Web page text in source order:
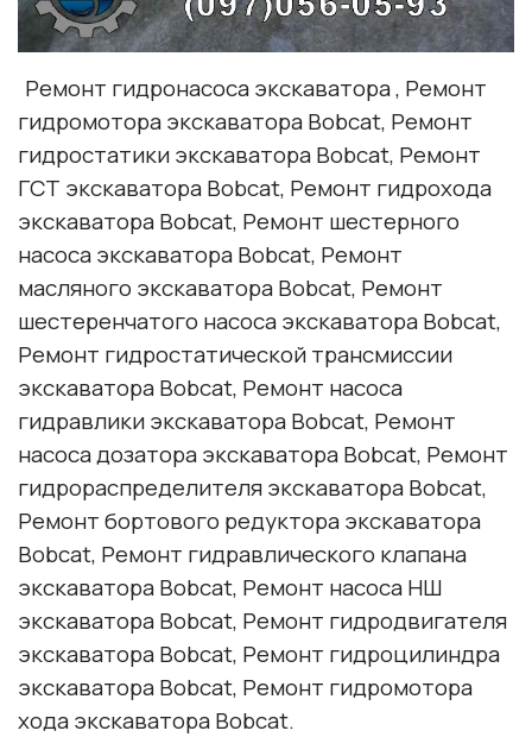
Ремонт гидронасоса экскаватора , Ремонт
гидромотора экскаватораBobcat, Ремонт
гидростатики экскаватораBobcat, Ремонт
ГСТ экскаватораBobcat, Ремонт гидрохода
экскаватораBobcat, Ремонт шестерного
насоса экскаватораBobcat, Ремонт
масляного экскаватораBobcat, Ремонт
шестеренчатого насоса экскаватораBobcat,
Ремонт гидростатической трансмиссии
экскаватораBobcat, Ремонт насоса
гидравлики экскаватораBobcat, Ремонт
насоса дозатора экскаватораBobcat, Ремонт
гидрораспределителя экскаватораBobcat,
Ремонт бортового редуктора экскаватора
Bobcat, Ремонт гидравлического клапана
экскаватораBobcat, Ремонт насоса НШ
экскаватораBobcat, Ремонт гидродвигателя
экскаватораBobcat, Ремонт гидроцилиндра
экскаватораBobcat, Ремонт гидромотора
хода экскаватораBobcat.